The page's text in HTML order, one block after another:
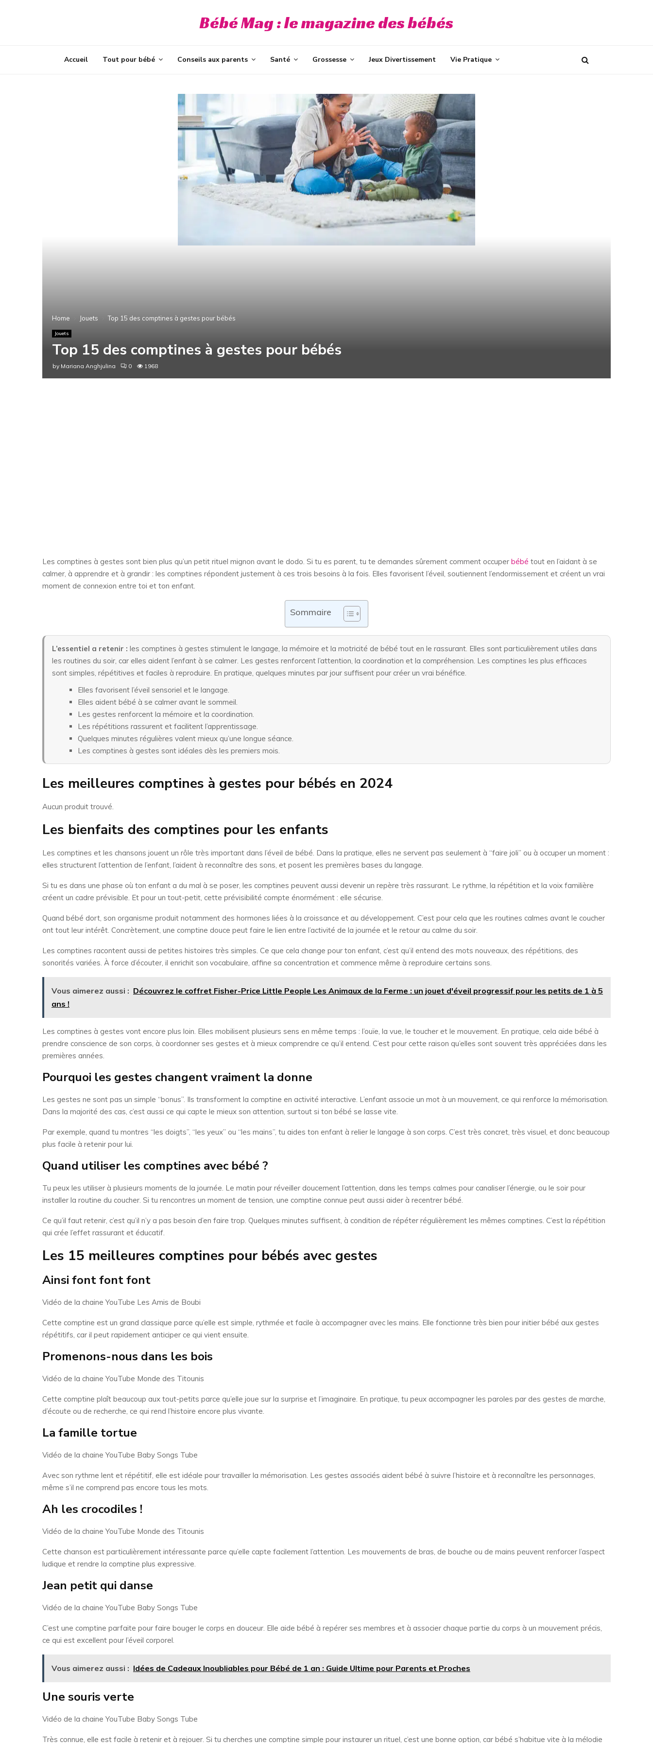
Bébé Mag : le magazine des bébés
Accueil Tout pour bébé Conseils aux parents Santé Grossesse Jeux Divertissement Vie Pratique
Home Jouets Top 15 des comptines à gestes pour bébés
Jouets
Top 15 des comptines à gestes pour bébés
by Mariana Anghjulina 0 1968
Les comptines à gestes sont bien plus qu’un petit rituel mignon avant le dodo. Si tu es parent, tu te demandes sûrement comment occuper bébé tout en l’aidant à se
calmer, à apprendre et à grandir : les comptines répondent justement à ces trois besoins à la fois. Elles favorisent l’éveil, soutiennent l’endormissement et créent un vrai
moment de connexion entre toi et ton enfant.
Sommaire
L’essentiel a retenir : les comptines à gestes stimulent le langage, la mémoire et la motricité de bébé tout en le rassurant. Elles sont particulièrement utiles dans
les routines du soir, car elles aident l’enfant à se calmer. Les gestes renforcent l’attention, la coordination et la compréhension. Les comptines les plus efficaces
sont simples, répétitives et faciles à reproduire. En pratique, quelques minutes par jour suffisent pour créer un vrai bénéfice.
Elles favorisent l’éveil sensoriel et le langage.
Elles aident bébé à se calmer avant le sommeil.
Les gestes renforcent la mémoire et la coordination.
Les répétitions rassurent et facilitent l’apprentissage.
Quelques minutes régulières valent mieux qu’une longue séance.
Les comptines à gestes sont idéales dès les premiers mois.
Les meilleures comptines à gestes pour bébés en 2024
Aucun produit trouvé.
Les bienfaits des comptines pour les enfants
Les comptines et les chansons jouent un rôle très important dans l’éveil de bébé. Dans la pratique, elles ne servent pas seulement à “faire joli” ou à occuper un moment :
elles structurent l’attention de l’enfant, l’aident à reconnaître des sons, et posent les premières bases du langage.
Si tu es dans une phase où ton enfant a du mal à se poser, les comptines peuvent aussi devenir un repère très rassurant. Le rythme, la répétition et la voix familière
créent un cadre prévisible. Et pour un tout-petit, cette prévisibilité compte énormément : elle sécurise.
Quand bébé dort, son organisme produit notamment des hormones liées à la croissance et au développement. C’est pour cela que les routines calmes avant le coucher
ont tout leur intérêt. Concrètement, une comptine douce peut faire le lien entre l’activité de la journée et le retour au calme du soir.
Les comptines racontent aussi de petites histoires très simples. Ce que cela change pour ton enfant, c’est qu’il entend des mots nouveaux, des répétitions, des
sonorités variées. À force d’écouter, il enrichit son vocabulaire, affine sa concentration et commence même à reproduire certains sons.
Vous aimerez aussi : Découvrez le coffret Fisher-Price Little People Les Animaux de la Ferme : un jouet d'éveil progressif pour les petits de 1 à 5
ans !
Les comptines à gestes vont encore plus loin. Elles mobilisent plusieurs sens en même temps : l’ouïe, la vue, le toucher et le mouvement. En pratique, cela aide bébé à
prendre conscience de son corps, à coordonner ses gestes et à mieux comprendre ce qu’il entend. C’est pour cette raison qu’elles sont souvent très appréciées dans les
premières années.
Pourquoi les gestes changent vraiment la donne
Les gestes ne sont pas un simple “bonus”. Ils transforment la comptine en activité interactive. L’enfant associe un mot à un mouvement, ce qui renforce la mémorisation.
Dans la majorité des cas, c’est aussi ce qui capte le mieux son attention, surtout si ton bébé se lasse vite.
Par exemple, quand tu montres “les doigts”, “les yeux” ou “les mains”, tu aides ton enfant à relier le langage à son corps. C’est très concret, très visuel, et donc beaucoup
plus facile à retenir pour lui.
Quand utiliser les comptines avec bébé ?
Tu peux les utiliser à plusieurs moments de la journée. Le matin pour réveiller doucement l’attention, dans les temps calmes pour canaliser l’énergie, ou le soir pour
installer la routine du coucher. Si tu rencontres un moment de tension, une comptine connue peut aussi aider à recentrer bébé.
Ce qu’il faut retenir, c’est qu’il n’y a pas besoin d’en faire trop. Quelques minutes suffisent, à condition de répéter régulièrement les mêmes comptines. C’est la répétition
qui crée l’effet rassurant et éducatif.
Les 15 meilleures comptines pour bébés avec gestes
Ainsi font font font
Vidéo de la chaine YouTube Les Amis de Boubi
Cette comptine est un grand classique parce qu’elle est simple, rythmée et facile à accompagner avec les mains. Elle fonctionne très bien pour initier bébé aux gestes
répétitifs, car il peut rapidement anticiper ce qui vient ensuite.
Promenons-nous dans les bois
Vidéo de la chaine YouTube Monde des Titounis
Cette comptine plaît beaucoup aux tout-petits parce qu’elle joue sur la surprise et l’imaginaire. En pratique, tu peux accompagner les paroles par des gestes de marche,
d’écoute ou de recherche, ce qui rend l’histoire encore plus vivante.
La famille tortue
Vidéo de la chaine YouTube Baby Songs Tube
Avec son rythme lent et répétitif, elle est idéale pour travailler la mémorisation. Les gestes associés aident bébé à suivre l’histoire et à reconnaître les personnages,
même s’il ne comprend pas encore tous les mots.
Ah les crocodiles !
Vidéo de la chaine YouTube Monde des Titounis
Cette chanson est particulièrement intéressante parce qu’elle capte facilement l’attention. Les mouvements de bras, de bouche ou de mains peuvent renforcer l’aspect
ludique et rendre la comptine plus expressive.
Jean petit qui danse
Vidéo de la chaine YouTube Baby Songs Tube
C’est une comptine parfaite pour faire bouger le corps en douceur. Elle aide bébé à repérer ses membres et à associer chaque partie du corps à un mouvement précis,
ce qui est excellent pour l’éveil corporel.
Vous aimerez aussi : Idées de Cadeaux Inoubliables pour Bébé de 1 an : Guide Ultime pour Parents et Proches
Une souris verte
Vidéo de la chaine YouTube Baby Songs Tube
Très connue, elle est facile à retenir et à rejouer. Si tu cherches une comptine simple pour instaurer un rituel, c’est une bonne option, car bébé s’habitue vite à la mélodie